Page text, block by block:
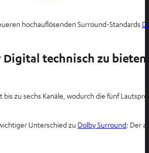
hochauflösenden Surround-Standards
Digital technisch zu bieten
zu sechs Kanäle, wodurch die fünf
Unterschied zu Dolby Surround: Der